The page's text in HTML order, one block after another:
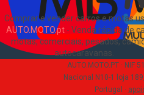
Comprar e vender carros e motas
AUTO.MOTO.pt- Venda rápida de
motas, comerciais, pesados,
autocaravanas
AUTO.MOTO.PT · NIF
Nacional N10-1 loja
Portugal ·